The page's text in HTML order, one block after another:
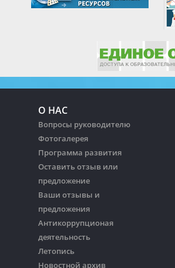
О НАС
Вопросы руководителю
Фотогалерея
Программа развития
Оставить отзыв или
предложение
Ваши отзывы и
предложения
Антикоррупционая
деятельность
Летопись
Новостной архив